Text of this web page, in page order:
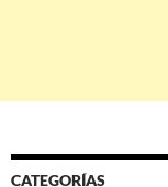
CATEGORÍAS